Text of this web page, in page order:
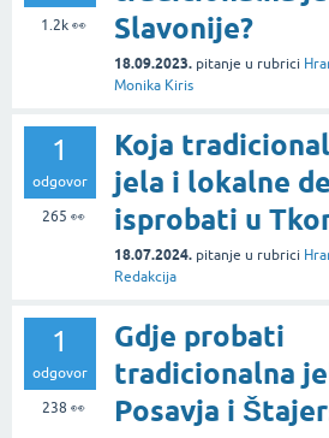
1.2k👀
Slavonije?
18.09.2023. pitanje u rubrici
Monika Kiris
1
odgovor
265 👀
Koja
jela i lokalne
isprobati u
18.07.2024. pitanje u rubrici
Redakcija
1
odgovor
238 👀
Gdje probati
tradicionalna
Posavja i